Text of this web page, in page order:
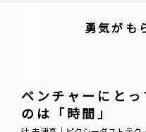
勇気がも
ベンチャーにと
のは「時間」